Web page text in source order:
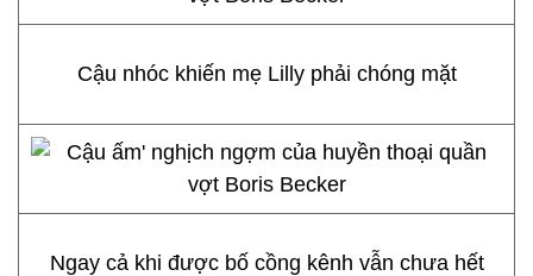
Cậu nhóc khiến mẹ Lilly phải chóng mặt
Ngay cả khi được bố cồng kênh vẫn chưa hết